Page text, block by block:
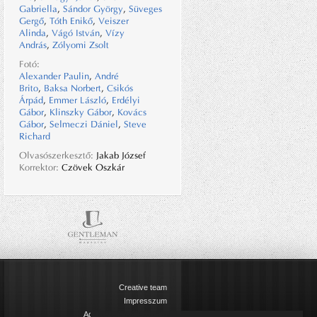
Gabriella, Sándor György, Süveges
Gergő, Tóth Enikő, Veiszer
Alinda, Vágó István, Vízy
András, Zólyomi Zsolt
Fotó:
Alexander Paulin, André
Brito, Baksa Norbert, Csikós
Árpád, Emmer László, Erdélyi
Gábor, Klinszky Gábor, Kovács
Gábor, Selmeczi Dániel , Steve
Richard
Olvasószerkesztő: Jakab József
Korrektor: Czövek Oszkár
Creative team
Impresszum
Adatkezelési tájékoztató